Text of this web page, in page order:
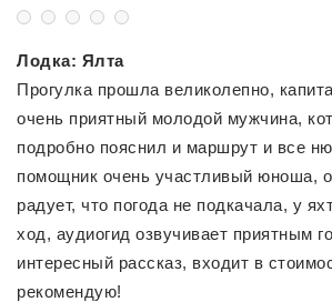
Лодка: Ялта
Прогулка прошла великолепно,
очень приятный молодой мужчина,
подробно пояснил и маршрут и все
помощник очень участливый юноша,
радует, что погода не подкачала, у
ход, аудиогид озвучивает приятным
интересный рассказ, входит в
рекомендую!